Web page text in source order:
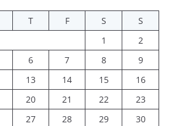
T F S
S
1
2
6 7 8
9
13 14 15
16
20 21 22
23
27 28 29
30